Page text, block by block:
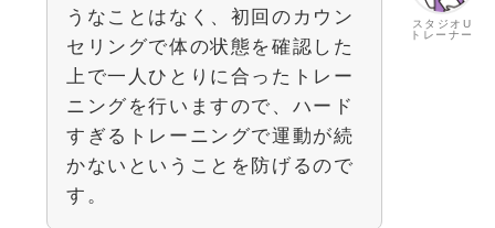
スタジオU
トレーナー
うなことはなく、初回のカウン
セリングで体の状態を確認した
上で一人ひとりに合ったトレー
ニングを行いますので、ハード
すぎるトレーニングで運動が続
かないということを防げるので
す。